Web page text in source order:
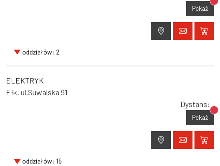
Pokaż
oddziałów: 2
ELEKTRYK
Ełk, ul.Suwalska 91
Dystans:
Pokaż
oddziałów: 15